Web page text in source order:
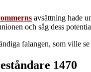
avsättning hade
och såg dess
falangen, som ville
1470